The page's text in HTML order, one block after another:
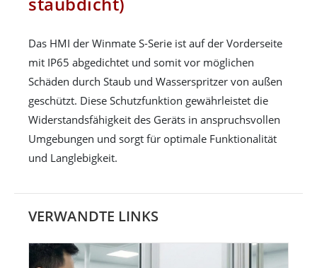
Das HMI der Winmate S-Serie ist auf der Vorderseite
mit IP65 abgedichtet und somit vor möglichen
Schäden durch Staub und Wasserspritzer von außen
geschützt. Diese Schutzfunktion gewährleistet die
Widerstandsfähigkeit des Geräts in anspruchsvollen
Umgebungen und sorgt für optimale Funktionalität
und Langlebigkeit.
VERWANDTE LINKS